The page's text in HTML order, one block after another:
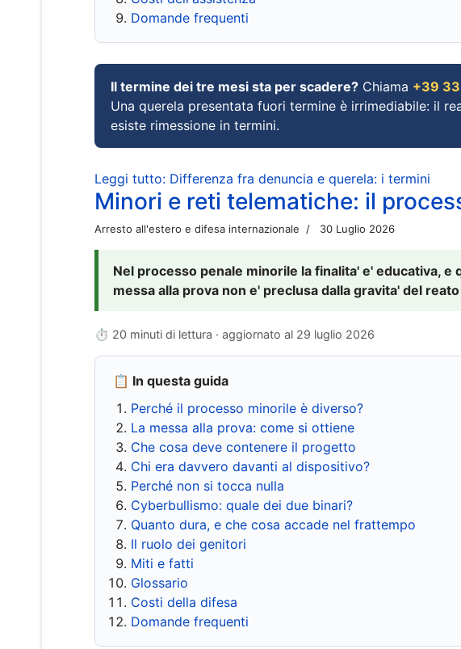
Domande frequenti
Il termine dei tre mesi sta per scadere? Chiama +39
Una querela presentata fuori termine è irrimediabile: il
esiste rimessione in termini.
Leggi tutto: Differenza fra denuncia e querela: i termini
Minori e reti telematiche: il
Arresto all'estero e difesa internazionale 30 Luglio 2026
Nel processo penale minorile la finalita' e' educativa,
messa alla prova non e' preclusa dalla gravita' del
⏱ 20 minuti di lettura · aggiornato al 29 luglio 2026
📋 In questa guida
Perché il processo minorile è diverso?
La messa alla prova: come si ottiene
Che cosa deve contenere il progetto
Chi era davvero davanti al dispositivo?
Perché non si tocca nulla
Cyberbullismo: quale dei due binari?
Quanto dura, e che cosa accade nel frattempo
Il ruolo dei genitori
Miti e fatti
Glossario
Costi della difesa
Domande frequenti